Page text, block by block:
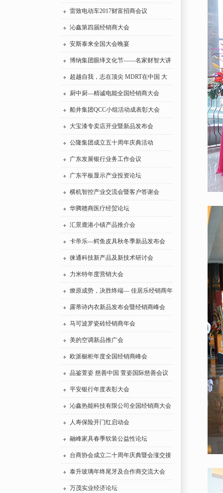
峰论坛
雷致电动车2017财富招商会议
沁鑫第四届经销商大会
安斯泰来全国大会晚宴
博纳集团眼绎文化节——名家财智大讲
坛
超越自我，志在顶尖 MDRT在中国 大
型会议
厨中厨—精诚电能全国经销商大会
船井集团QCC小组活动成表彰大会
大宝漆专卖店开业暨新品发布会
公隆集团成立五十周年庆典活动
广东发展银行业务工作会议
广东平板显示产业投资论坛
横机智控产业交流会暨客户答谢会
华腾赣商医疗经贸论坛
汇景鹿港小镇产品推介会
卡帝乐—鳄鱼皮具秋冬季新品发布会
徕通科技新产品及新技术研讨会
力米特年度营销大会
燎原成势，决胜终端— 佳居乐经销商年
会
露蒂诗内衣新品发布会暨经销商峰会
马可波罗瓷砖经销商年会
美的空调新品推广会
欧派橱柜年度全国经销商峰会
品鉴萱姿 慈善中国 萱姿国际慈善会议
平安银行年度表彰大会
沁鑫热能科技有限公司全国经销商大会
人寿保险开门红启动会
融峰家具春季软装公益性论坛
台商协会成立二十周年庆典暨会涨交接
典礼
泰升玻璃年终尾牙及合作商交流大会
万茂实业经济论坛